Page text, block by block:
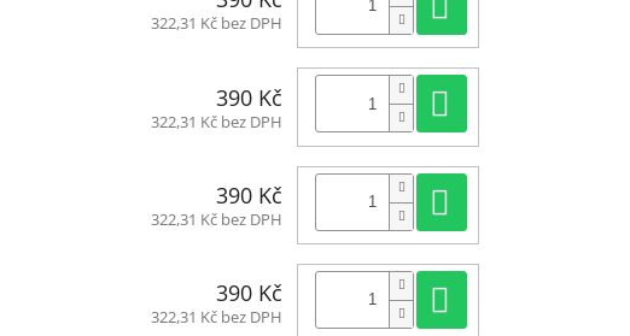
322,31 Kč bez DPH
390 Kč
322,31 Kč bez DPH
390 Kč
322,31 Kč bez DPH
390 Kč
322,31 Kč bez DPH